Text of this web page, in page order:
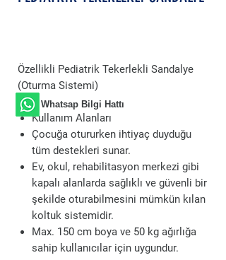
Özellikli Pediatrik Tekerlekli Sandalye
(Oturma Sistemi)
Kullanım Alanları
Çocuğa otururken ihtiyaç duyduğu
tüm destekleri sunar.
Ev, okul, rehabilitasyon merkezi gibi
kapalı alanlarda sağlıklı ve güvenli bir
şekilde oturabilmesini mümkün kılan
koltuk sistemidir.
Max. 150 cm boya ve 50 kg ağırlığa
sahip kullanıcılar için uygundur.
Whatsap Bilgi Hattı